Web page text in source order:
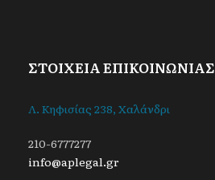
ΣΤΟΙΧΕΙΑ ΕΠΙΚΟΙΝΩΝΙΑΣ
Λ. Κηφισίας 238, Χαλάνδρι
210-6777277
info@aplegal.gr